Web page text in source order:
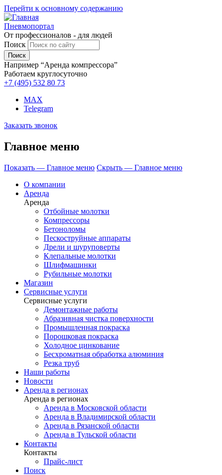
Перейти к основному содержанию
Пневмопортал
От профессионалов - для людей
Поиск
Например “Аренда компрессора”
Работаем круглосуточно
+7 (495) 532 80 73
MAX
Telegram
Заказать звонок
Главное меню
Показать — Главное меню Скрыть — Главное меню
О компании
Аренда
Аренда
Отбойные молотки
Компрессоры
Бетоноломы
Пескоструйные аппараты
Дрели и шуруповерты
Клепальные молотки
Шлифмашинки
Рубильные молотки
Магазин
Сервисные услуги
Сервисные услуги
Демонтажные работы
Абразивная чистка поверхности
Промышленная покраска
Порошковая покраска
Холодное цинкование
Бесхроматная обработка алюминия
Резка труб
Наши работы
Новости
Аренда в регионах
Аренда в регионах
Аренда в Московской области
Аренда в Владимирской области
Аренда в Рязанской области
Аренда в Тульской области
Контакты
Контакты
Прайс-лист
Поиск